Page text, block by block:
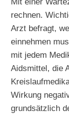
rechnen.
Arzt befragt,
einnehmen
mit jedem
Aidsmittel, die
Wirkung
grundsätzlich